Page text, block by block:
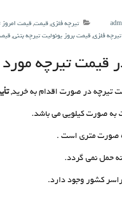
تیرچه فلزی,قیمت,قیمت امروز
فلزی,قیمت بروز یونولیت تیرچه بتنی,
قیمت تیرچه
تیرچه در صورت اقدام به خرید,
به صورت کیلویی می باشد.
صورت متری است .
حمل نمی گردد.
کشور وجود دارد.